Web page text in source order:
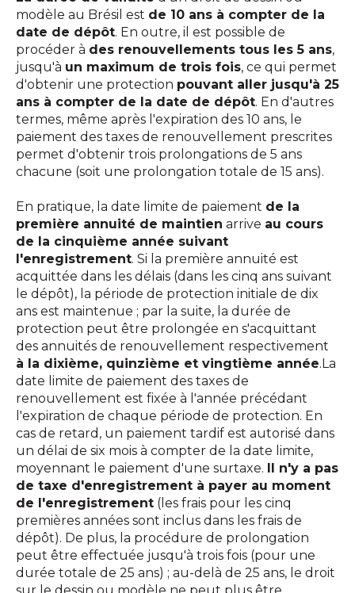
modèle au Brésil est de 10 ans à compter de la
date de dépôt. En outre, il est possible de
procéder à des renouvellements tous les 5 ans,
jusqu'à un maximum de trois fois, ce qui permet
d'obtenir une protection pouvant aller jusqu'à 25
ans à compter de la date de dépôt. En d'autres
termes, même après l'expiration des 10 ans, le
paiement des taxes de renouvellement prescrites
permet d'obtenir trois prolongations de 5 ans
chacune (soit une prolongation totale de 15 ans).
En pratique, la date limite de paiement de la
première annuité de maintien arrive au cours
de la cinquième année suivant
l'enregistrement. Si la première annuité est
acquittée dans les délais (dans les cinq ans suivant
le dépôt), la période de protection initiale de dix
ans est maintenue ; par la suite, la durée de
protection peut être prolongée en s'acquittant
des annuités de renouvellement respectivement
à la dixième, quinzième et vingtième année.La
date limite de paiement des taxes de
renouvellement est fixée à l'année précédant
l'expiration de chaque période de protection. En
cas de retard, un paiement tardif est autorisé dans
un délai de six mois à compter de la date limite,
moyennant le paiement d'une surtaxe.
Il n'y a pas
de taxe d'enregistrement à payer au moment
de l'enregistrement (les frais pour les cinq
premières années sont inclus dans les frais de
dépôt). De plus, la procédure de prolongation
peut être effectuée jusqu'à trois fois (pour une
durée totale de 25 ans) ; au-delà de 25 ans, le droit